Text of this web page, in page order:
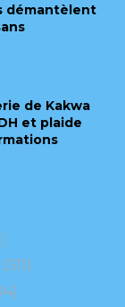
démantèlent
de Kakwa
et plaide
(311)